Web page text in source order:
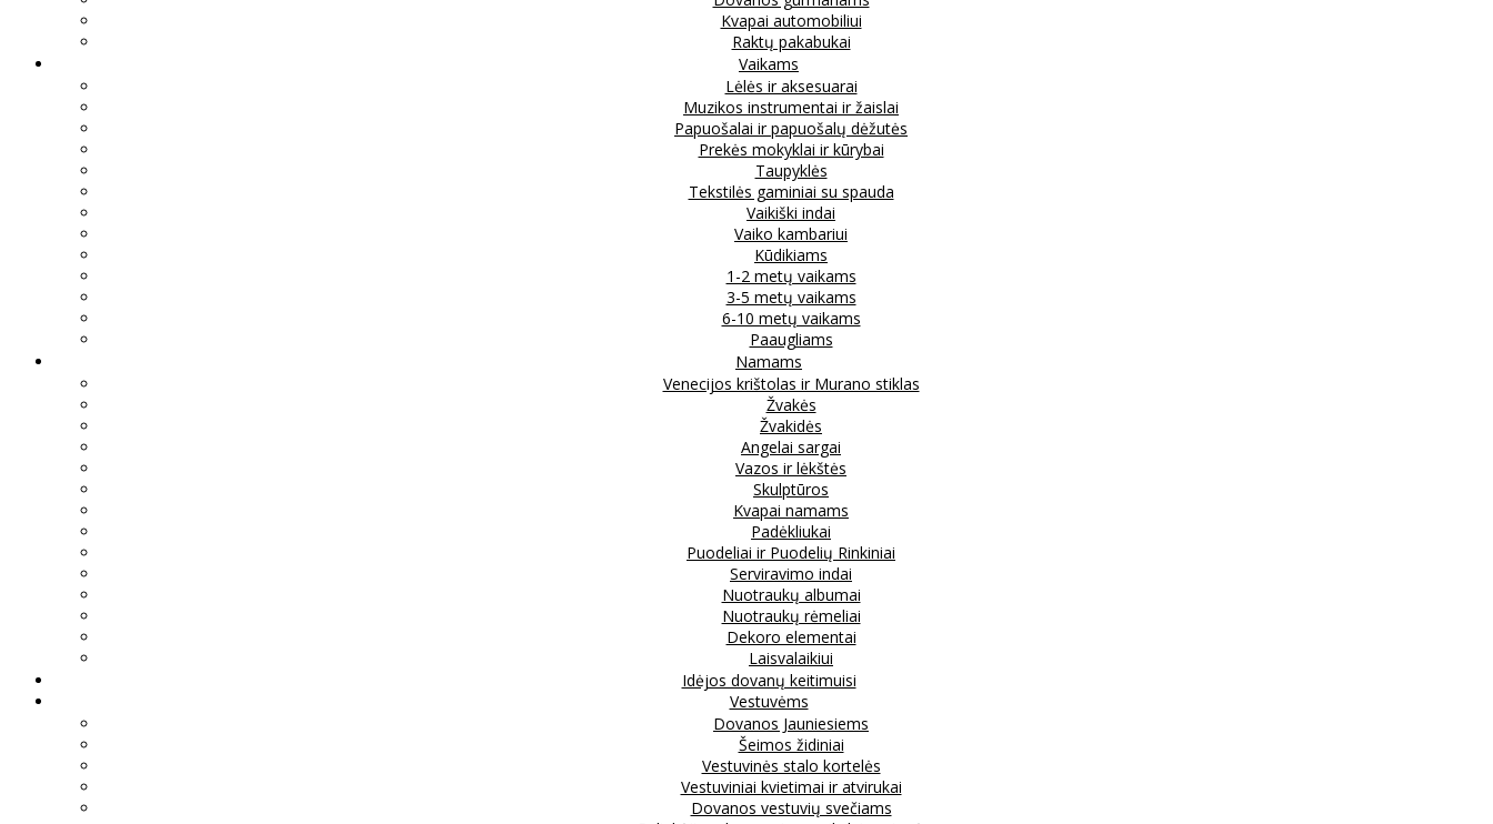
Kvapai automobiliui
Raktų pakabukai
Vaikams
Lėlės ir aksesuarai
Muzikos instrumentai ir žaislai
Papuošalai ir papuošalų dėžutės
Prekės mokyklai ir kūrybai
Taupyklės
Tekstilės gaminiai su spauda
Vaikiški indai
Vaiko kambariui
Kūdikiams
1-2 metų vaikams
3-5 metų vaikams
6-10 metų vaikams
Paaugliams
Namams
Venecijos krištolas ir Murano stiklas
Žvakės
Žvakidės
Angelai sargai
Vazos ir lėkštės
Skulptūros
Kvapai namams
Padėkliukai
Puodeliai ir Puodelių Rinkiniai
Serviravimo indai
Nuotraukų albumai
Nuotraukų rėmeliai
Dekoro elementai
Laisvalaikiui
Idėjos dovanų keitimuisi
Vestuvėms
Dovanos Jauniesiems
Šeimos židiniai
Vestuvinės stalo kortelės
Vestuviniai kvietimai ir atvirukai
Dovanos vestuvių svečiams